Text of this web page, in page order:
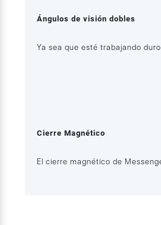
Ángulos de visión dobles
Ya sea que esté trabajando
Cierre Magnético
El cierre magnético de